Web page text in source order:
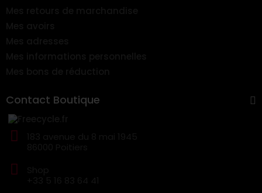
Contact Boutique